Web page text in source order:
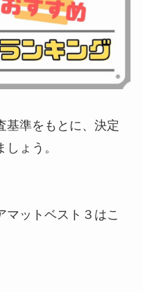
基準をもとに、決定
ょう。
マットベスト３はこ